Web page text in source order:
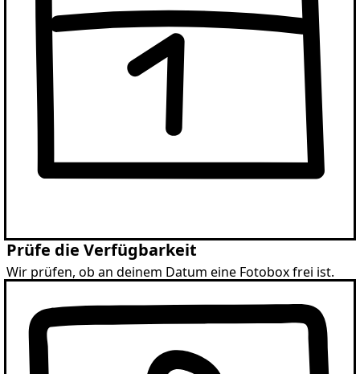
Prüfe die Verfügbarkeit
Wir prüfen, ob an deinem Datum eine Fotobox frei ist.